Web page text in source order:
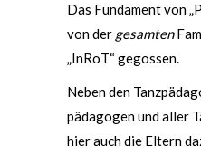
Das Fundament von
von der gesamten
„InRoT“ gegossen.
Neben den
pädagogen und aller
hier auch die Eltern